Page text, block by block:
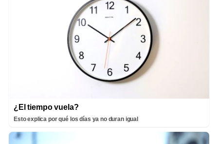
¿El tiempo vuela?
Esto explica por qué los días ya no duran igual